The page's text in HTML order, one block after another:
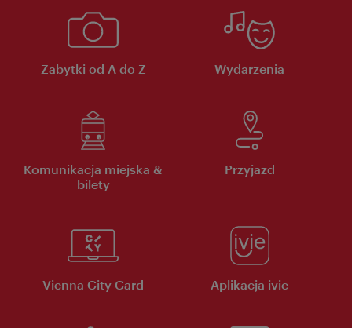
Zabytki od A do Z Wydarzenia
Komunikacja miejska &
bilety
Przyjazd
Vienna City Card Aplikacja ivie